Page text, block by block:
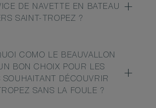
DE NAVETTE EN BATEAU
SAINT-TROPEZ ?
COMO LE BEAUVALLON
BON CHOIX POUR LES
SOUHAITANT DÉCOUVRIR
SANS LA FOULE ?